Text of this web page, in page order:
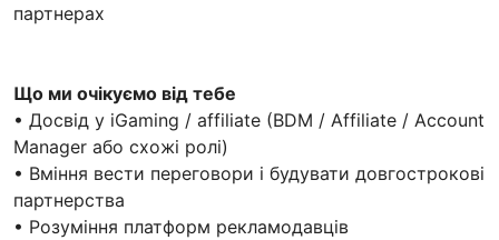
партнерах
Що ми очікуємо від тебе
• Досвід у iGaming / affiliate (BDM / Affiliate / Account
Manager або схожі ролі)
• Вміння вести переговори і будувати довгострокові
партнерства
• Розуміння платформ рекламодавців